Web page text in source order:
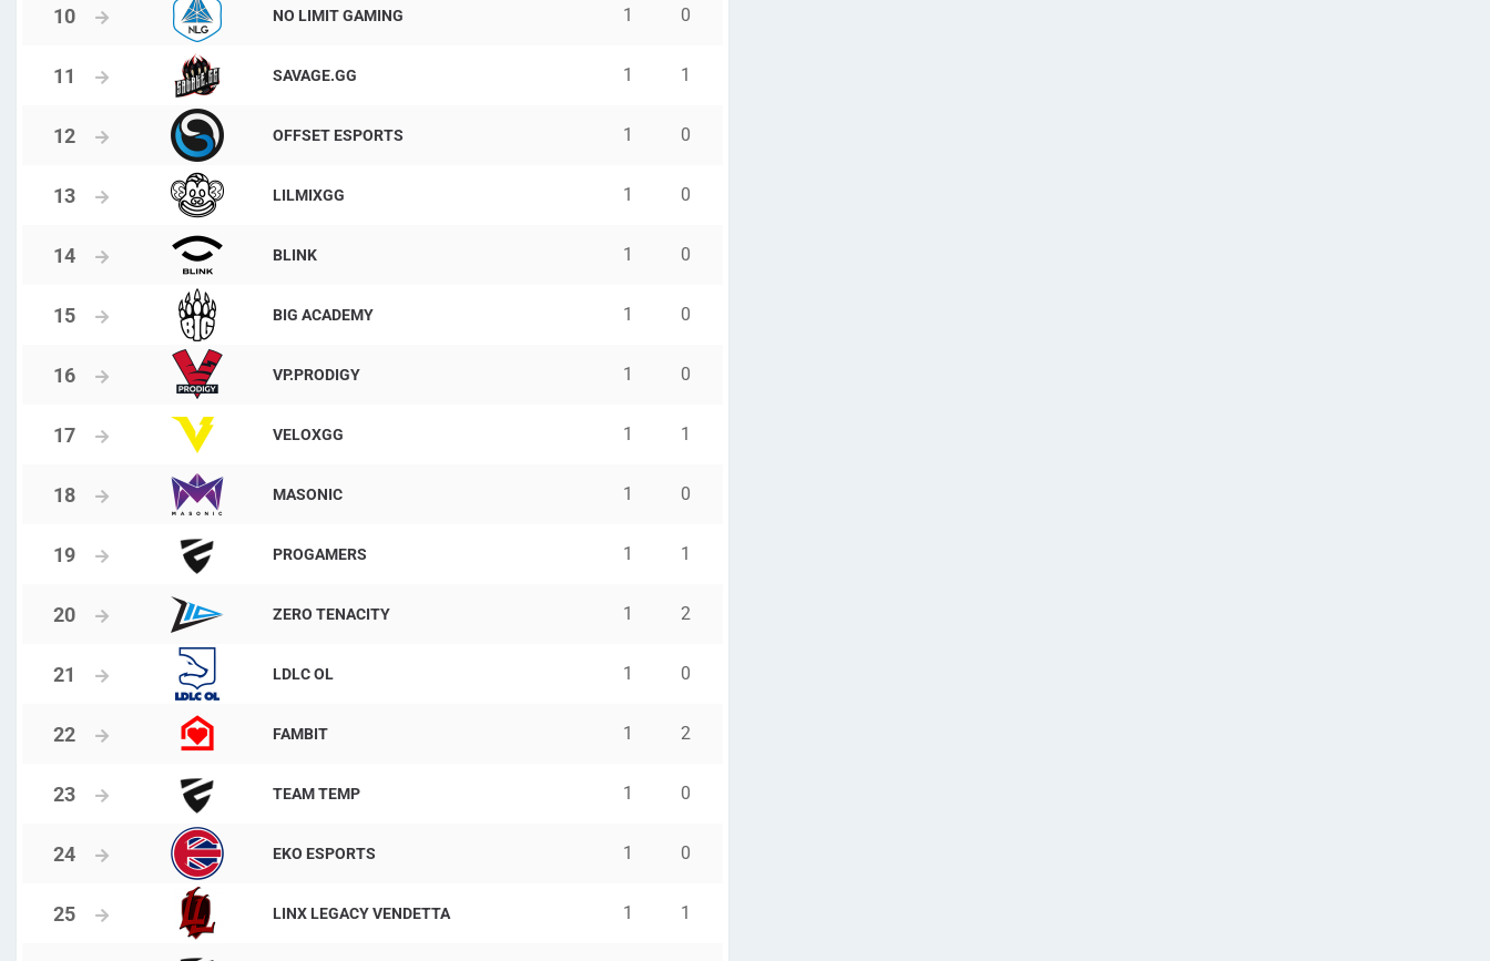
NO LIMIT GAMING 1 0
SAVAGE.GG 1 1
OFFSET ESPORTS 1 0
LILMIXGG 1 0
BLINK 1 0
BIG ACADEMY 1 0
VP.PRODIGY 1 0
VELOXGG 1 1
MASONIC 1 0
PROGAMERS 1 1
ZERO TENACITY 1 2
LDLC OL 1 0
FAMBIT 1 2
TEAM TEMP 1 0
EKO ESPORTS 1 0
LINX LEGACY VENDETTA 1 1